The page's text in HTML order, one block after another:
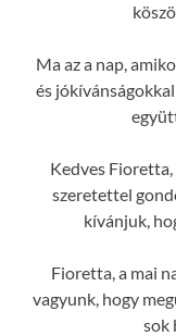
Ma az a nap,
és
Kedves
szeretettel
kívánjuk,
Fioretta, a mai
vagyunk, hogy
sok